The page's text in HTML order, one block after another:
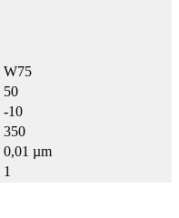
W75
50
-10
350
0,01 µm
1